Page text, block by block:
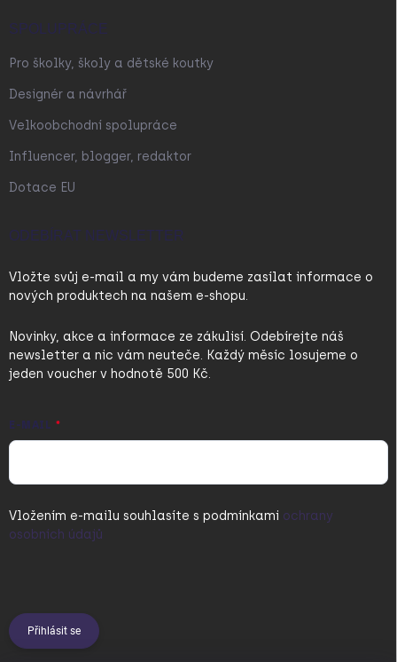
SPOLUPRÁCE
Pro školky, školy a dětské koutky
Designér a návrhář
Velkoobchodní spolupráce
Influencer, blogger, redaktor
Dotace EU
ODEBÍRAT NEWSLETTER
Vložte svůj e-mail a my vám budeme zasílat informace o
nových produktech na našem e-shopu.
Novinky, akce a informace ze zákulisí. Odebírejte náš
newsletter a nic vám neuteče. Každý měsíc losujeme o
jeden voucher v hodnotě 500 Kč.
E-MAIL
Vložením e-mailu souhlasíte s podmínkami ochrany
osobních údajů
Přihlásit se